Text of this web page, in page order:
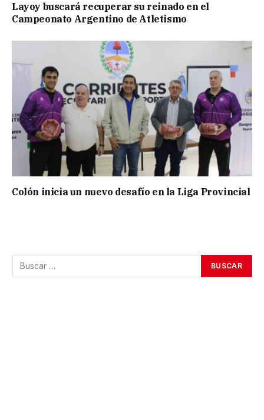
Layoy buscará recuperar su reinado en el
Campeonato Argentino de Atletismo
Colón inicia un nuevo desafío en la Liga Provincial